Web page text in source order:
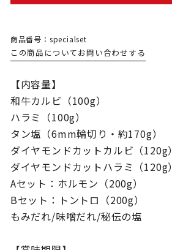
商品番号：specialset
この商品についてお問い合わせする
【内容量】
和牛カルビ（100g）
ハラミ（100g）
タン塩（6mm輪切り・約170g）
ダイヤモンドカットカルビ（120g）
ダイヤモンドカットハラミ（120g）
Aセット：ホルモン（200g）
Bセット：トントロ（200g）
もみだれ/味噌だれ/秘伝の塩